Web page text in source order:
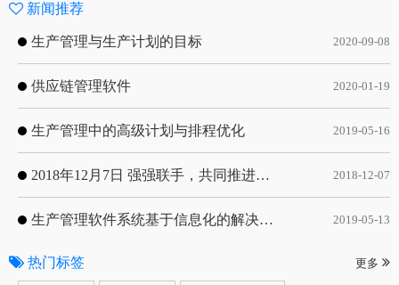
新闻推荐
生产管理与生产计划的目标 2020-09-08
供应链管理软件 2020-01-19
生产管理中的高级计划与排程优化 2019-05-16
2018年12月7日 强强联手，共同推进电子器件领域APS应用典范 风华高科生产自动化工业互联网应用项目-APS项目启动会 2018-12-07
生产管理软件系统基于信息化的解决方案 2019-05-13
热门标签 更多